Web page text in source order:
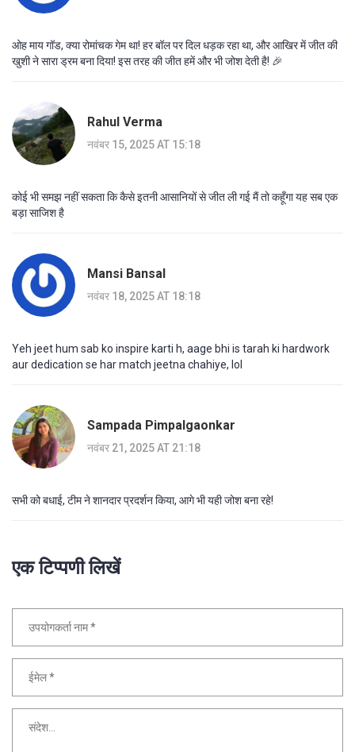
ओह माय गॉड, क्या रोमांचक गेम था! हर बॉल पर दिल धड़क रहा था, और आखिर में जीत की
खुशी ने सारा ड्रम बना दिया! इस तरह की जीत हमें और भी जोश देती है! 🎉
Rahul Verma
नवंबर 15, 2025 AT 15:18
कोई भी समझ नहीं सकता कि कैसे इतनी आसानियों से जीत ली गई मैं तो कहूँगा यह सब एक
बड़ा साजिश है
Mansi Bansal
नवंबर 18, 2025 AT 18:18
Yeh jeet hum sab ko inspire karti h, aage bhi is tarah ki hardwork
aur dedication se har match jeetna chahiye, lol
Sampada Pimpalgaonkar
नवंबर 21, 2025 AT 21:18
सभी को बधाई, टीम ने शानदार प्रदर्शन किया, आगे भी यही जोश बना रहे!
एक टिप्पणी लिखें